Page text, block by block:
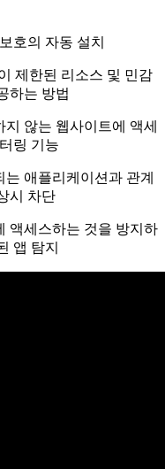
호의 자동 설치
제한된 리소스 및 민감
하는 방법
않는 웹사이트에 액세
링 기능
애플리케이션과 관계
시 차단
액세스하는 것을 방지하
앱 탐지